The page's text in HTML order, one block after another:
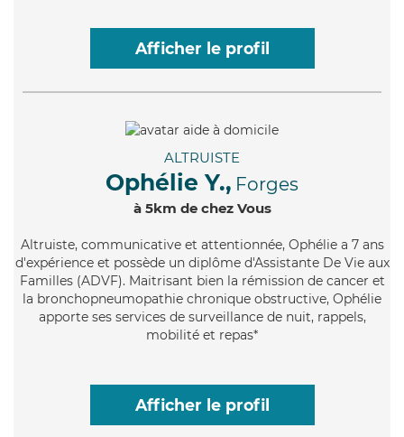
Afficher le profil
ALTRUISTE
Ophélie Y., Forges
à 5km de chez Vous
Altruiste, communicative et attentionnée, Ophélie a 7 ans
d'expérience et possède un diplôme d'Assistante De Vie aux
Familles (ADVF). Maitrisant bien la rémission de cancer et
la bronchopneumopathie chronique obstructive, Ophélie
apporte ses services de surveillance de nuit, rappels,
mobilité et repas*
Afficher le profil